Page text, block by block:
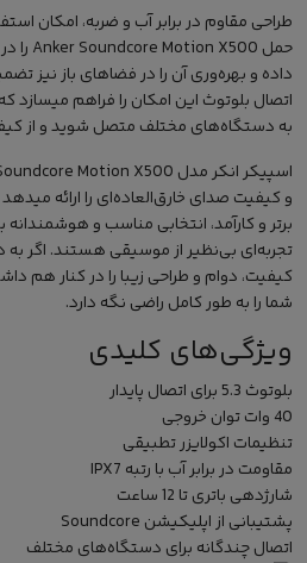
طراحی مقاوم در برابر آب و ضربه، امکان
حمل
را
داده و بهره‌وری آن را در فضاهای باز نیز
اتصال بلوتوث این امکان را فراهم میسازد که
به دستگاه‌های مختلف متصل شوید و از
اسپیکر انکر مدل Soundcore Motion X500
و کیفیت صدای خارق‌العاده‌ای را ارائه
برتر و کارآمد، انتخابی مناسب و
تجربه‌ای بی‌نظیر از موسیقی هستند. اگر
کیفیت، دوام و طراحی زیبا را در کنار هم
شما را به طور کامل راضی نگه دارد.
ویژگی‌های کلیدی
بلوتوث 5.3 برای اتصال پایدار
40 وات توان خروجی
تنظیمات اکولایزر تطبیقی
مقاومت در برابر آب با رتبه IPX7
شارژدهی باتری تا 12 ساعت
پشتیبانی از اپلیکیشن Soundcore
اتصال چندگانه برای دستگاه‌های مختلف